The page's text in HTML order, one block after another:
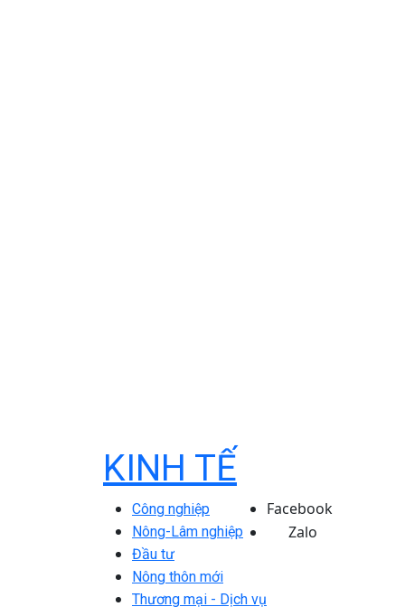
KINH TẾ
Công nghiệp
Nông-Lâm nghiệp
Đầu tư
Nông thôn mới
Thương mại - Dịch vụ
Facebook
Zalo